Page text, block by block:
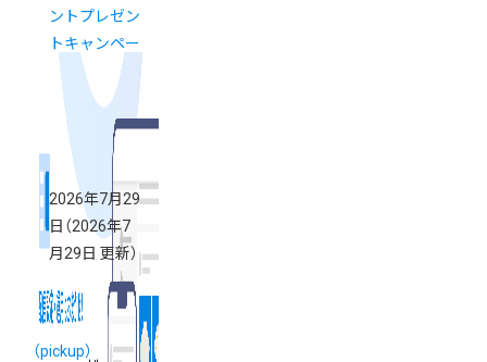
ントプレゼン
トキャンペー
ン
New!
2026年7月29
日 （2026年7
月29日 更新）
（pickup）